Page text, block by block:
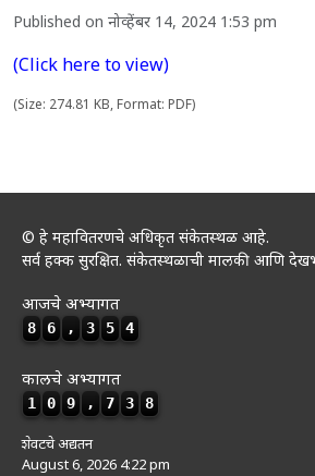
Published on नोव्हेंबर 14, 2024 1:53 pm
(Click here to view)
(Size: 274.81 KB, Format: PDF)
© हे महावितरणचे अधिकृत संकेतस्थळ आहे.
सर्व हक्क सुरक्षित. संकेतस्थळाची मालकी आणि
आजचे अभ्यागत
8 6 , 3 5 4
कालचे अभ्यागत
1 0 9 , 7 3 8
शेवटचे अद्यतन
August 6, 2026 4:22 pm